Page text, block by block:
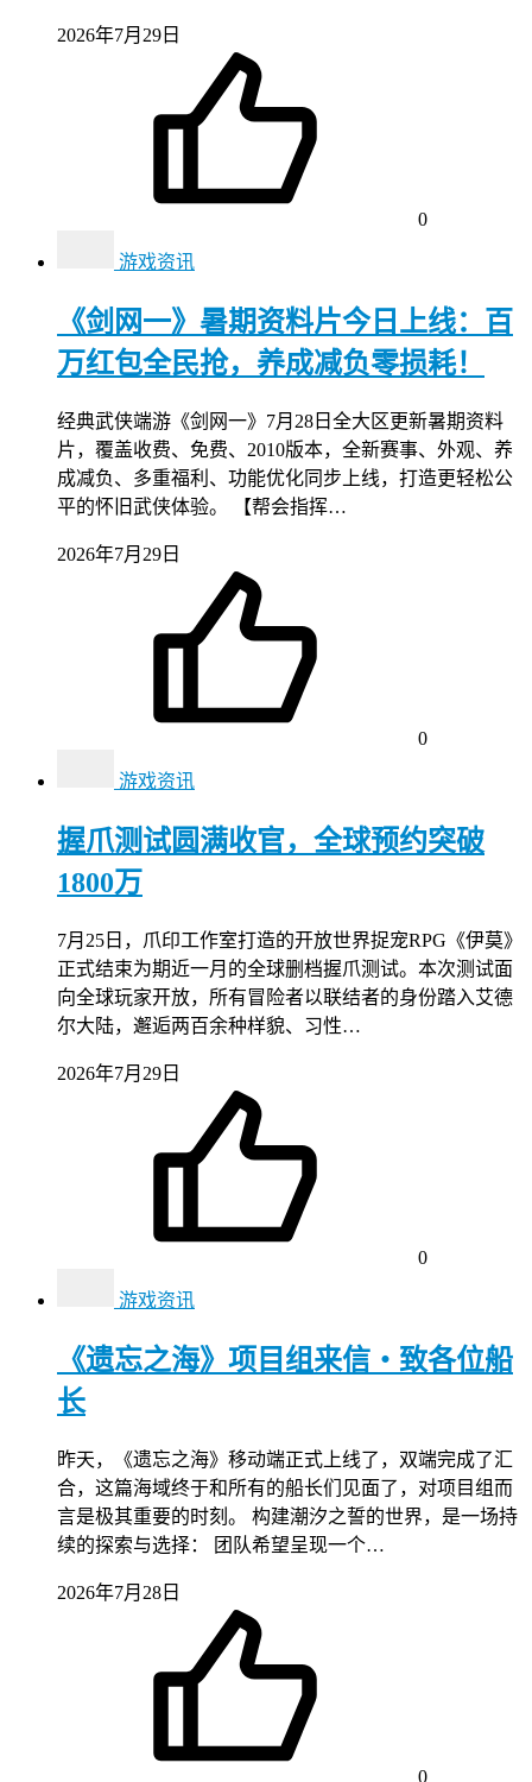
2026年7月29日
0
游戏资讯
《剑网一》暑期资料片今日上线：百
万红包全民抢，养成减负零损耗！
经典武侠端游《剑网一》7月28日全大区更新暑期资料
片，覆盖收费、免费、2010版本，全新赛事、外观、养
成减负、多重福利、功能优化同步上线，打造更轻松公
平的怀旧武侠体验。 【帮会指挥…
2026年7月29日
0
游戏资讯
握爪测试圆满收官，全球预约突破
1800万
7月25日，爪印工作室打造的开放世界捉宠RPG《伊莫》
正式结束为期近一月的全球删档握爪测试。本次测试面
向全球玩家开放，所有冒险者以联结者的身份踏入艾德
尔大陆，邂逅两百余种样貌、习性…
2026年7月29日
0
游戏资讯
《遗忘之海》项目组来信・致各位船
长
昨天，《遗忘之海》移动端正式上线了，双端完成了汇
合，这篇海域终于和所有的船长们见面了，对项目组而
言是极其重要的时刻。 构建潮汐之誓的世界，是一场持
续的探索与选择： 团队希望呈现一个…
2026年7月28日
0